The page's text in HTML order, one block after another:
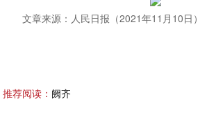
文章来源：人民日报（2021年11月10日）
推荐阅读： 阙齐